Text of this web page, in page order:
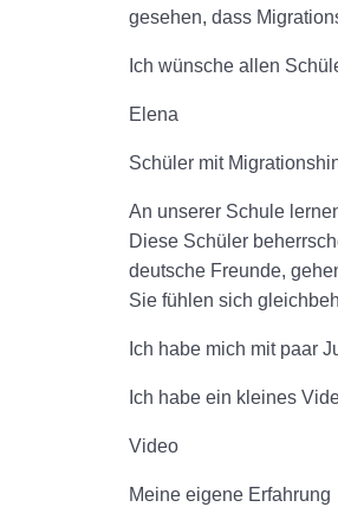
gesehen, dass
Ich wünsche allen
Elena
Schüler mit
An unserer Schule
Diese Schüler
deutsche Freunde,
Sie fühlen sich
Ich habe mich mit paar
Ich habe ein kleines
Video
Meine eigene Erfahrung